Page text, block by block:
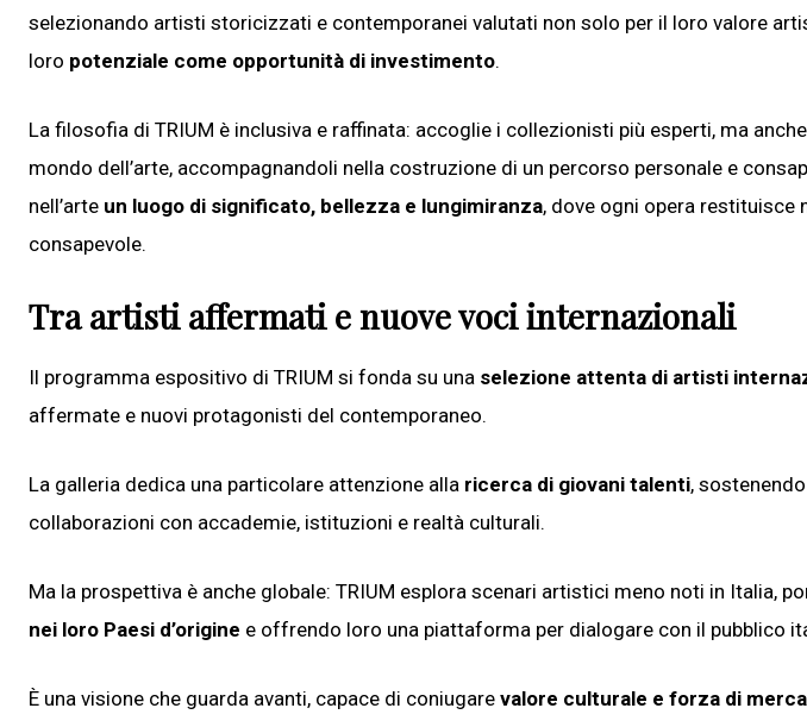
selezionando artisti storicizzati e contemporanei valutati non solo per il loro valore
loro potenziale come opportunità di investimento.
La filosofia di TRIUM è inclusiva e raffinata: accoglie i collezionisti più esperti, ma
mondo dell’arte, accompagnandoli nella costruzione di un percorso personale e
nell’arte un luogo di significato, bellezza e lungimiranza, dove ogni opera restituisce
consapevole.
Tra artisti affermati e nuove voci internazionali
Il programma espositivo di TRIUM si fonda su una selezione attenta di artisti
affermate e nuovi protagonisti del contemporaneo.
La galleria dedica una particolare attenzione alla ricerca di giovani talenti,
collaborazioni con accademie, istituzioni e realtà culturali.
Ma la prospettiva è anche globale: TRIUM esplora scenari artistici meno noti in Italia,
nei loro Paesi d’origine e offrendo loro una piattaforma per dialogare con il pubblico
È una visione che guarda avanti, capace di coniugare valore culturale e forza di